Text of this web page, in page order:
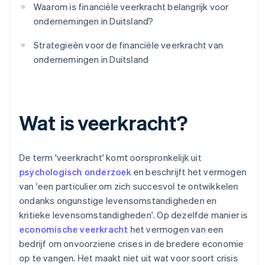
Waarom is financiële veerkracht belangrijk voor
ondernemingen in Duitsland?
Strategieën voor de financiële veerkracht van
ondernemingen in Duitsland
Wat is veerkracht?
De term 'veerkracht' komt oorspronkelijk uit
psychologisch onderzoek en beschrijft het vermogen
van 'een particulier om zich succesvol te ontwikkelen
ondanks ongunstige levensomstandigheden en
kritieke levensomstandigheden'. Op dezelfde manier is
economische veerkracht het vermogen van een
bedrijf om onvoorziene crises in de bredere economie
op te vangen. Het maakt niet uit wat voor soort crisis